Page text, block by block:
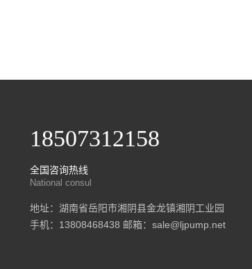
18507312158
全国咨询热线
National consul
地址：湖南省岳阳市湘阴县金龙镇湘阴工业园
手机：13808468438 邮箱：sale@ljpump.net